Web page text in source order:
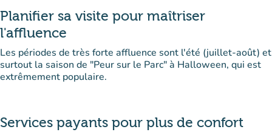
Planifier sa visite pour maîtriser
l'affluence
Les périodes de très forte affluence sont l'été (juillet-août) et
surtout la saison de "Peur sur le Parc" à Halloween, qui est
extrêmement populaire.
Services payants pour plus de confort